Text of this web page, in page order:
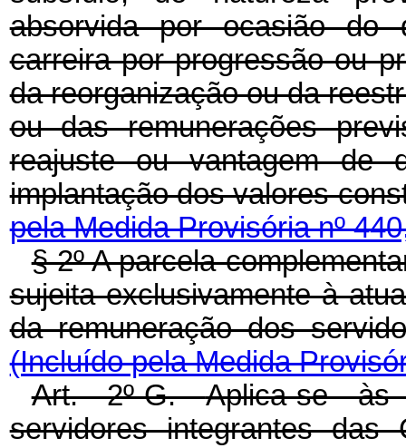
absorvida por ocasião do
carreira por progressão ou
da reorganização ou da
ou das remunerações
reajuste ou vantagem de
implantação dos valores
pela Medida Provisória nº
§ 2º A parcela
sujeita exclusivamente à
da remuneração dos
(Incluído pela Medida
Art. 2º-G.Aplica-se às
servidores integrantes das